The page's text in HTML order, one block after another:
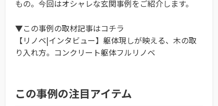
もの。今回はオシャレな玄関事例をご紹介します。
▼この事例の取材記事はコチラ
【リノベ|インタビュー】躯体現しが映える、木の取
り入れ方。コンクリート躯体フルリノベ
この事例の注目アイテム